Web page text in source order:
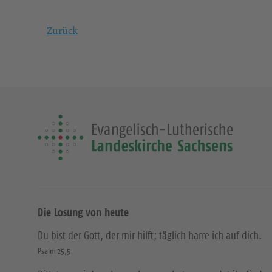
Zurück
Die Losung von heute
Du bist der Gott, der mir hilft; täglich harre ich auf dich.
Psalm 25,5